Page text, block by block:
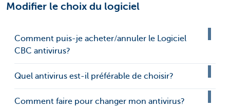
Modifier le choix du logiciel
Comment puis-je acheter/annuler le Logiciel
CBC antivirus?
Quel antivirus est-il préférable de choisir?
Comment faire pour changer mon antivirus?